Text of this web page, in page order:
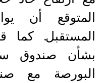
المتوقع أن
المستقبل. كما
بشأن صندوق
البورصة مع